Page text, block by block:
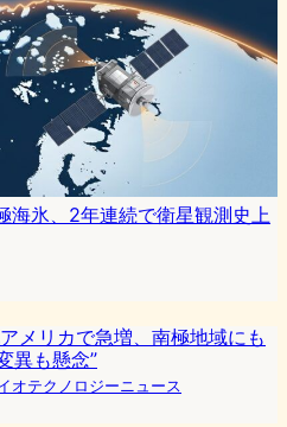
海氷、2年連続で衛星観測史上
メリカで急増、南極地域にも
異も懸念”
オテクノロジーニュース